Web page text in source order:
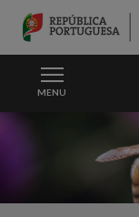
Skip to Main
MENU